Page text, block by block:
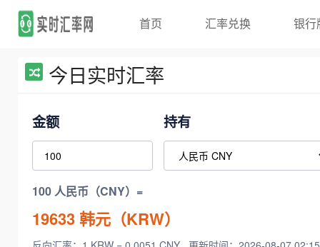
首页 汇率兑换 银行
今日实时汇率
金额 持有
100 人民币（CNY）=
19633韩元（KRW）